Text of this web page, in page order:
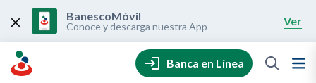
content
BanescoMóvil
Conoce y descarga nuestra App Ver
Banca en Línea